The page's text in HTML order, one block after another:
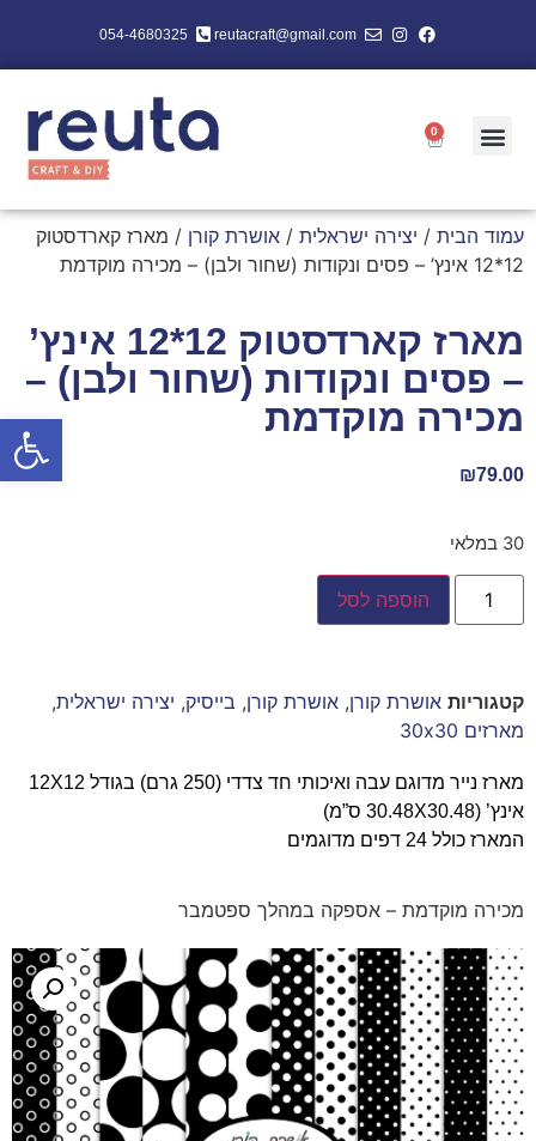
פתח
reutacraft@gmail.com
054-4680325
0
עמוד הבית / יצירה ישראלית / אושרת קורן / מארז קארדסטוק
12*12 אינץ’ – פסים ונקודות (שחור ולבן) – מכירה מוקדמת
מארז קארדסטוק 12*12 אינץ’
– פסים ונקודות (שחור ולבן) –
מכירה מוקדמת
₪79.00
30 במלאי
הוספה לסל
קטגוריות אושרת קורן, אושרת קורן, בייסיק, יצירה ישראלית,
מארזים 30x30
מארז נייר מדוגם עבה ואיכותי חד צדדי (250 גרם) בגודל 12X12
אינץ’ (30.48X30.48 ס”מ)
המארז כולל 24 דפים מדוגמים
מכירה מוקדמת – אספקה במהלך ספטמבר